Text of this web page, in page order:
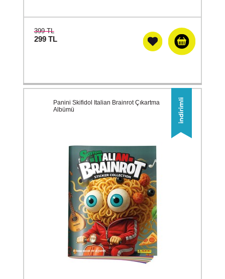
399 TL
299 TL
Panini Skifidol Italian Brainrot Çıkartma
Albümü